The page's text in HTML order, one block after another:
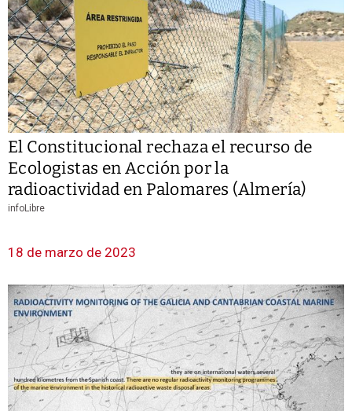
El Constitucional rechaza el recurso de
Ecologistas en Acción por la
radioactividad en Palomares (Almería)
infoLibre
18 de marzo de 2023